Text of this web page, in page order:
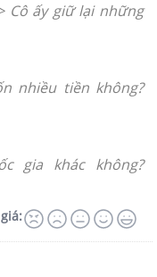
Cô ấy giữ lại những
nhiều tiền không?
gia khác không?